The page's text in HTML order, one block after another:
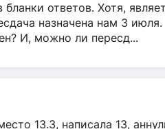
бланки ответов. Хотя,
назначена нам 3
И, можно ли пересд...
13.3, написала 13,